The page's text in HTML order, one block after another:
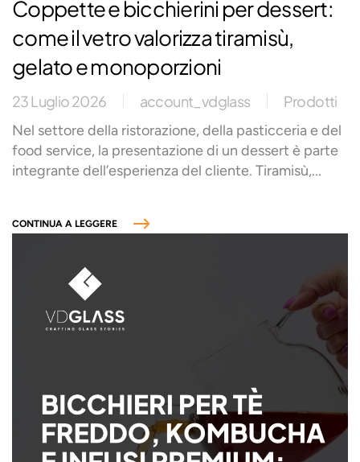
Coppette e bicchierini per dessert:
come il vetro valorizza tiramisù,
gelato e monoporzioni
23 Luglio 2026 account_vdglass Prodotti
Nel settore della ristorazione, della pasticceria e del
food service, la presentazione di un dessert è parte
integrante dell’esperienza del cliente. Tiramisù,...
CONTINUA A LEGGERE